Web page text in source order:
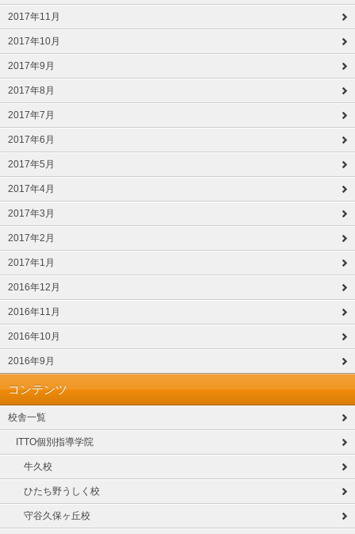
2017年11月
2017年10月
2017年9月
2017年8月
2017年7月
2017年6月
2017年5月
2017年4月
2017年3月
2017年2月
2017年1月
2016年12月
2016年11月
2016年10月
2016年9月
コンテンツ
校舎一覧
ITTO個別指導学院
牛久校
ひたち野うしく校
守谷久保ヶ丘校